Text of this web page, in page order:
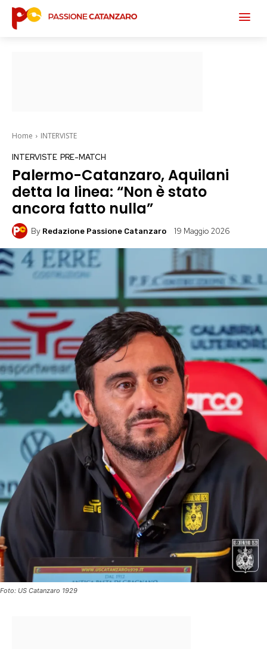
Home INTERVISTE
INTERVISTE PRE-MATCH
Palermo-Catanzaro, Aquilani
detta la linea: “Non è stato
ancora fatto nulla”
By Redazione Passione Catanzaro 19 Maggio 2026
Foto: US Catanzaro 1929